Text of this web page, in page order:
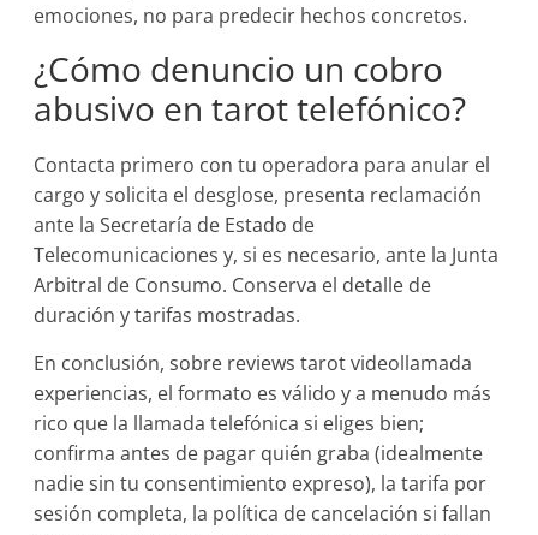
emociones, no para predecir hechos concretos.
¿Cómo denuncio un cobro
abusivo en tarot telefónico?
Contacta primero con tu operadora para anular el
cargo y solicita el desglose, presenta reclamación
ante la Secretaría de Estado de
Telecomunicaciones y, si es necesario, ante la Junta
Arbitral de Consumo. Conserva el detalle de
duración y tarifas mostradas.
En conclusión, sobre reviews tarot videollamada
experiencias, el formato es válido y a menudo más
rico que la llamada telefónica si eliges bien;
confirma antes de pagar quién graba (idealmente
nadie sin tu consentimiento expreso), la tarifa por
sesión completa, la política de cancelación si fallan